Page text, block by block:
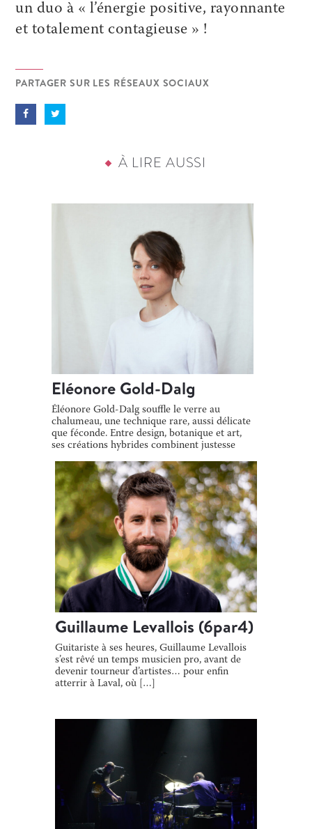
un duo à « l’énergie positive, rayonnante
et totalement contagieuse » !
PARTAGER SUR LES RÉSEAUX SOCIAUX
À LIRE AUSSI
Eléonore Gold-Dalg
Éléonore Gold-Dalg souffle le verre au
chalumeau, une technique rare, aussi délicate
que féconde. Entre design, botanique et art,
ses créations hybrides combinent justesse
Guillaume Levallois (6par4)
Guitariste à ses heures, Guillaume Levallois
s’est rêvé un temps musicien pro, avant de
devenir tourneur d’artistes… pour enfin
atterrir à Laval, où […]